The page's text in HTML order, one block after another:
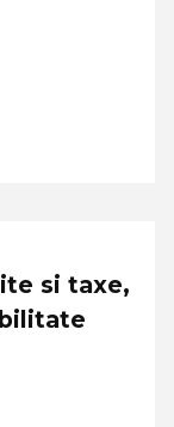
si taxe,